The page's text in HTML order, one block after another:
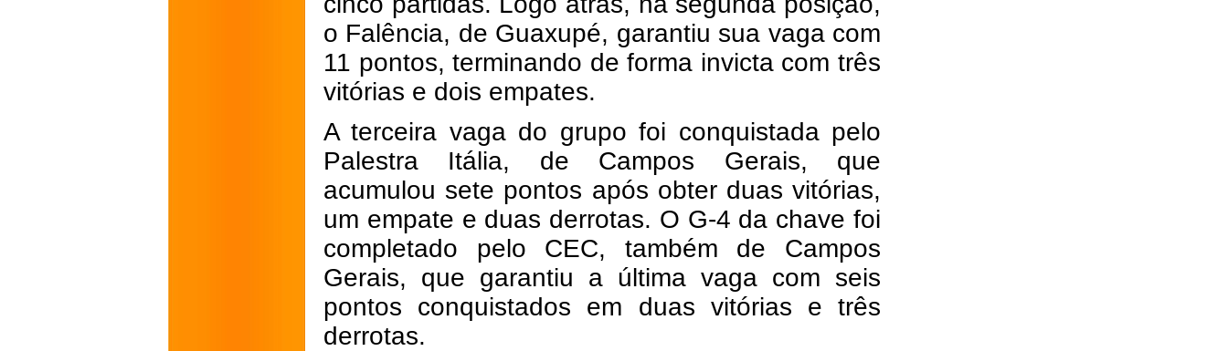
o Falência, de Guaxupé, garantiu sua vaga com
11 pontos, terminando de forma invicta com três
vitórias e dois empates.
A terceira vaga do grupo foi conquistada pelo
Palestra Itália, de Campos Gerais, que
acumulou sete pontos após obter duas vitórias,
um empate e duas derrotas. O G-4 da chave foi
completado pelo CEC, também de Campos
Gerais, que garantiu a última vaga com seis
pontos conquistados em duas vitórias e três
derrotas.